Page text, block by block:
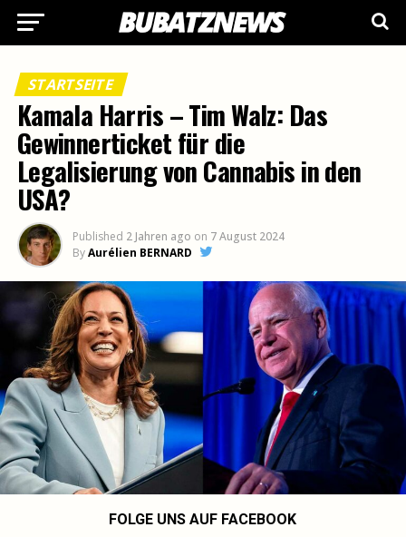
STARTSEITE
Kamala Harris – Tim Walz: Das
Gewinnerticket für die
Legalisierung von Cannabis in den
USA?
Published 2 Jahren ago on 7 August 2024
ByAurélien BERNARD
FOLGE UNS AUF FACEBOOK